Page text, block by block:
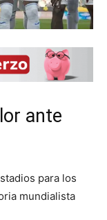
ante
para los
mundialista